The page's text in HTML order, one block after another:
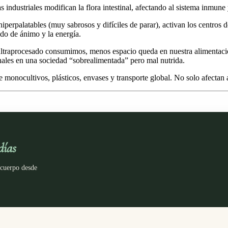
industriales modifican la flora intestinal, afectando al sistema
(muy sabrosos y difíciles de parar), activan los centros
de ánimo y la energía.
consumimos, menos espacio queda en nuestra
en una sociedad “sobrealimentada” pero mal nutrida.
plásticos, envases y transporte global. No solo afectan
desde